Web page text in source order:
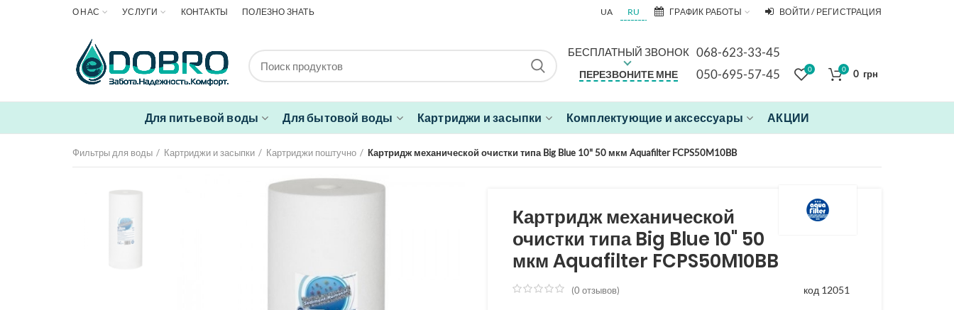
О НАС УСЛУГИ КОНТАКТЫ ПОЛЕЗНО ЗНАТЬ UA RU ГРАФИК РАБОТЫ ВОЙТИ / РЕГИСТРАЦИЯ
БЕСПЛАТНЫЙ ЗВОНОК 068-623-33-45
ПЕРЕЗВОНИТЕ МНЕ 050-695-57-45 0 0 0 грн
Для питьевой воды Для бытовой воды Картриджи и засыпки Комплектующие и аксессуары АКЦИИ
Фильтры для воды Картриджи и засыпки Картриджи поштучно Картридж механической очистки типа Big Blue 10" 50 мкм Aquafilter FCPS50M10BB
Картридж механической
очистки типа Big Blue 10" 50
мкм Aquafilter FCPS50M10BB
код 12051
(0 отзывов)